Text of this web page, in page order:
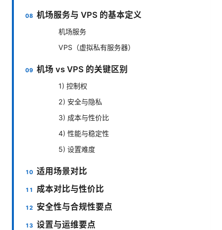
机场服务与 VPS 的基本定义
机场服务
VPS（虚拟私有服务器）
机场 vs VPS 的关键区别
1) 控制权
2) 安全与隐私
3) 成本与性价比
4) 性能与稳定性
5) 设置难度
适用场景对比
成本对比与性价比
安全性与合规性要点
设置与运维要点